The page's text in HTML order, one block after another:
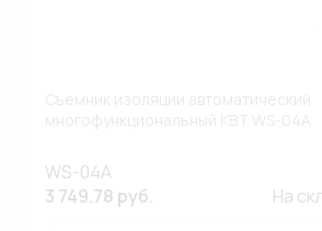
WS-04A
3 749.78 руб.
На